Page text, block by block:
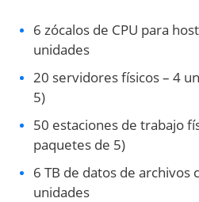
6 zócalos de CPU para
unidades
20 servidores físicos – 4
5)
50 estaciones de trabajo
paquetes de 5)
6 TB de datos de archivos
unidades